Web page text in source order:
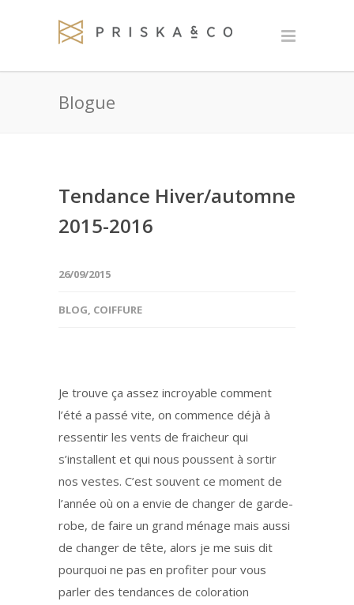
Blogue
Tendance Hiver/automne
2015-2016
26/09/2015
BLOG, COIFFURE
Je trouve ça assez incroyable comment
l’été a passé vite, on commence déjà à
ressentir les vents de fraicheur qui
s’installent et qui nous poussent à sortir
nos vestes. C’est souvent ce moment de
l’année où on a envie de changer de garde-
robe, de faire un grand ménage mais aussi
de changer de tête, alors je me suis dit
pourquoi ne pas en profiter pour vous
parler des tendances de coloration